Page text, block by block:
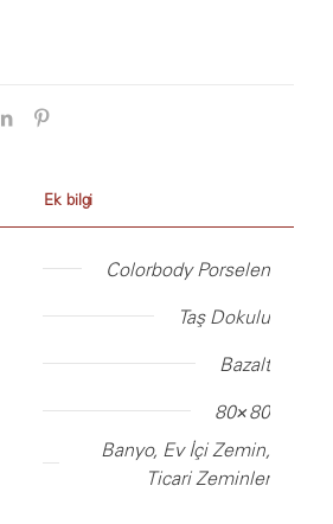
Ek bilgi
Colorbody Porselen
Taş Dokulu
Bazalt
80×80
Banyo, Ev İçi Zemin,
Ticari Zeminler